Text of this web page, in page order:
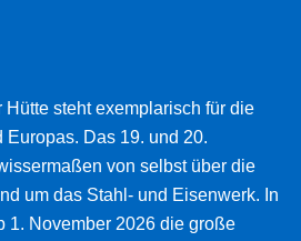
steht exemplarisch für die
Das 19. und 20.
von selbst über die
um das Stahl- und Eisenwerk. In
1. November 2026 die große